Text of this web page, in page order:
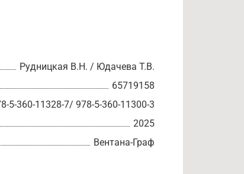
Рудницкая В.Н. / Юдачева Т.В.
65719158
5-360-11328-7/ 978-5-360-11300-3
2025
Вентана-Граф